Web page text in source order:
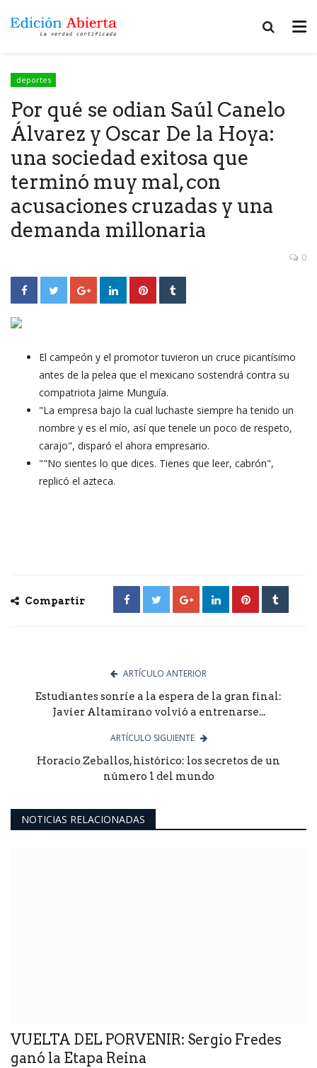
deportes
Por qué se odian Saúl Canelo
Álvarez y Oscar De la Hoya:
una sociedad exitosa que
terminó muy mal, con
acusaciones cruzadas y una
demanda millonaria
0
El campeón y el promotor tuvieron un cruce picantísimo
antes de la pelea que el mexicano sostendrá contra su
compatriota Jaime Munguía.
"La empresa bajo la cual luchaste siempre ha tenido un
nombre y es el mío, así que tenele un poco de respeto,
carajo", disparó el ahora empresario.
""No sientes lo que dices. Tienes que leer, cabrón",
replicó el azteca.
Compartir
ARTÍCULO ANTERIOR
Estudiantes sonríe a la espera de la gran final:
Javier Altamirano volvió a entrenarse...
ARTÍCULO SIGUIENTE
Horacio Zeballos, histórico: los secretos de un
número 1 del mundo
NOTICIAS RELACIONADAS
VUELTA DEL PORVENIR: Sergio Fredes
ganó la Etapa Reina